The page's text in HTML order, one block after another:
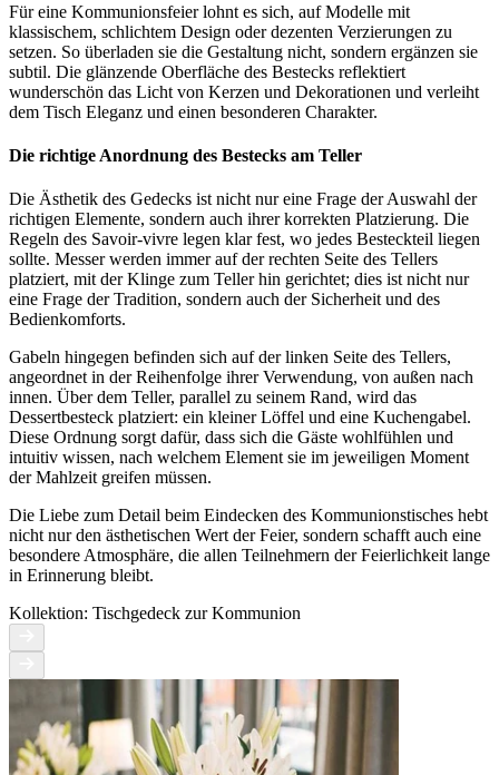
Für eine Kommunionsfeier lohnt es sich, auf Modelle mit
klassischem, schlichtem Design oder dezenten Verzierungen zu
setzen. So überladen sie die Gestaltung nicht, sondern ergänzen sie
subtil. Die glänzende Oberfläche des Bestecks reflektiert
wunderschön das Licht von Kerzen und Dekorationen und verleiht
dem Tisch Eleganz und einen besonderen Charakter.
Die richtige Anordnung des Bestecks am Teller
Die Ästhetik des Gedecks ist nicht nur eine Frage der Auswahl der
richtigen Elemente, sondern auch ihrer korrekten Platzierung. Die
Regeln des Savoir-vivre legen klar fest, wo jedes Besteckteil liegen
sollte. Messer werden immer auf der rechten Seite des Tellers
platziert, mit der Klinge zum Teller hin gerichtet; dies ist nicht nur
eine Frage der Tradition, sondern auch der Sicherheit und des
Bedienkomforts.
Gabeln hingegen befinden sich auf der linken Seite des Tellers,
angeordnet in der Reihenfolge ihrer Verwendung, von außen nach
innen. Über dem Teller, parallel zu seinem Rand, wird das
Dessertbesteck platziert: ein kleiner Löffel und eine Kuchengabel.
Diese Ordnung sorgt dafür, dass sich die Gäste wohlfühlen und
intuitiv wissen, nach welchem Element sie im jeweiligen Moment
der Mahlzeit greifen müssen.
Die Liebe zum Detail beim Eindecken des Kommunionstisches hebt
nicht nur den ästhetischen Wert der Feier, sondern schafft auch eine
besondere Atmosphäre, die allen Teilnehmern der Feierlichkeit lange
in Erinnerung bleibt.
Kollektion: Tischgedeck zur Kommunion